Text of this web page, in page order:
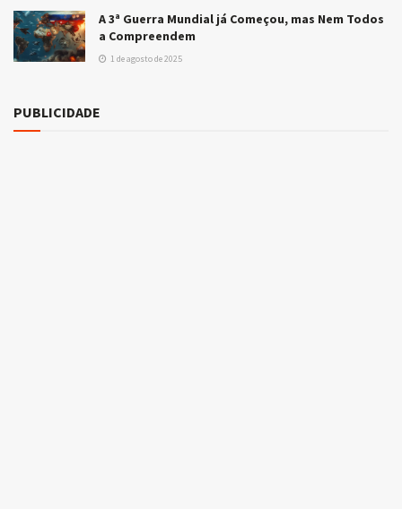
A 3ª Guerra Mundial já Começou, mas Nem Todos
a Compreendem
1 de agosto de 2025
PUBLICIDADE